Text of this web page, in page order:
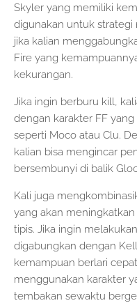
Skyler yang memiliki
digunakan untuk strategi
jika kalian
Fire yang
kekurangan.
Jika ingin berburu kill,
dengan karakter FF
seperti Moco atau Clu.
kalian bisa mengincar
bersembunyi di balik
Kali juga
yang akan
tipis. Jika ingin
digabungkan dengan
kemampuan berlari
menggunakan karakter
tembakan sewaktu